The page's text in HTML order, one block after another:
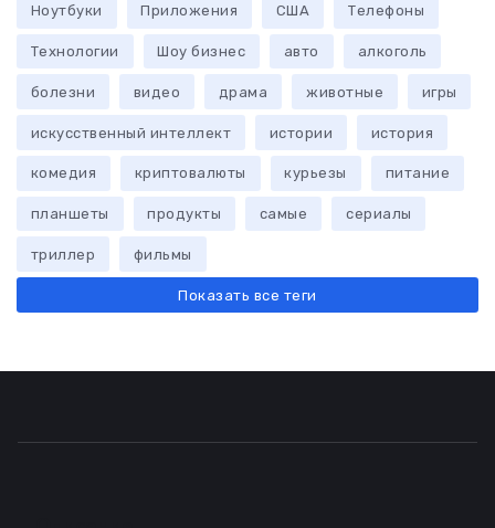
Ноутбуки Приложения США Телефоны
Технологии Шоу бизнес авто алкоголь
болезни видео драма животные игры
искусственный интеллект истории история
комедия криптовалюты курьезы питание
планшеты продукты самые сериалы
триллер фильмы
Показать все теги